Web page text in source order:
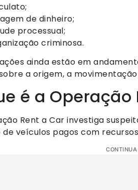
de dinheiro;
processual;
criminosa.
ainda estão em
a origem, a
é a Operação
Rent a Car investiga
de veículos pagos com